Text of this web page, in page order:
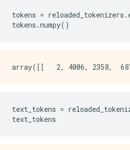
tokens = reloaded_tokenizers .
tokens .numpy()
text_tokens =
text_tokens